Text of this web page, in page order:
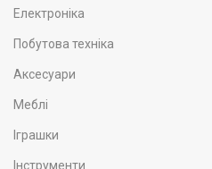
Електроніка
Побутова техніка
Аксесуари
Меблі
Іграшки
Інструменти